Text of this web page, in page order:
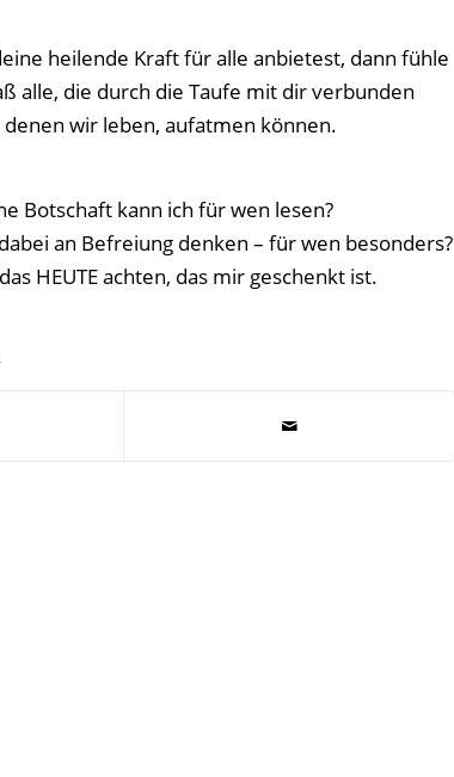
heilende Kraft für alle anbietest, dann fühle
alle, die durch die Taufe mit dir verbunden
wir leben, aufatmen können.
Botschaft kann ich für wen lesen?
an Befreiung denken – für wen besonders?
HEUTE achten, das mir geschenkt ist.